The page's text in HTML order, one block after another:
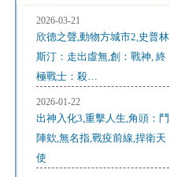
2026-03-21
欣德之聲,動物方城市2,史普林
斯汀：走出虛無,創：戰神, 終
極戰士：殺…
2026-01-22
出神入化3,重擊人生,角頭：鬥
陣欸,無名指,戰疫前線,捍衛天
使